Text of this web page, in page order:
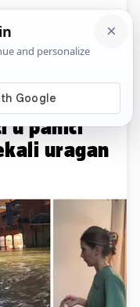
Komentari
snimke
u panici
uragan